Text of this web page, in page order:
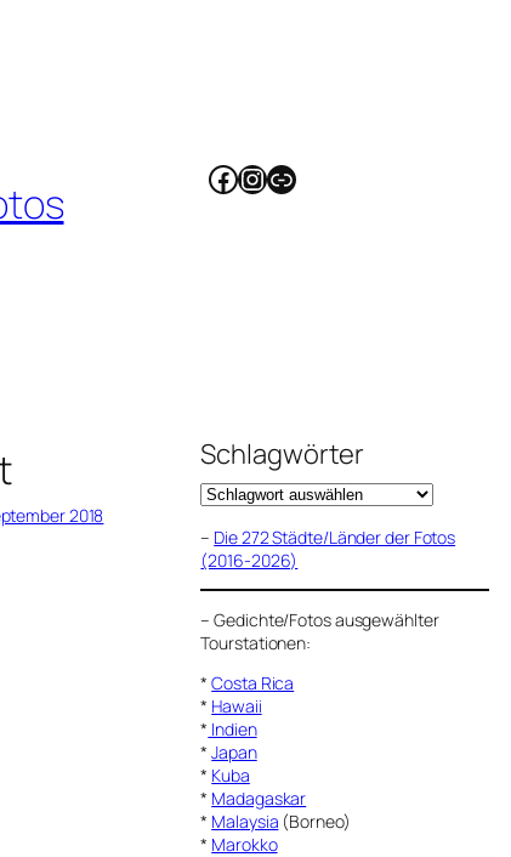
Facebook
Instagram
Link
2018
Schlagwörter
– Die 272 Städte/Länder der Fotos
(2016-2026)
–Gedichte/Fotos ausgewählter
Tourstationen:
*Costa Rica
* Hawaii
* Indien
*Japan
* Kuba
* Madagaskar
* Malaysia (Borneo)
* Marokko